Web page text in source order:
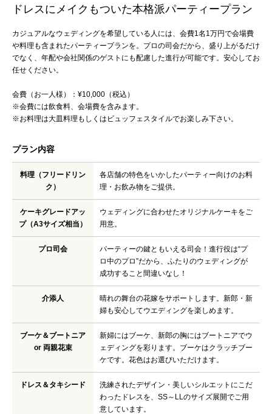
ドレスにメイクもついた本格派パーティープラン
カジュアルなウェディングを希望している人には、会費1名1万円で会場費
や料理も含まれたパーティープランを。プロの司会だから、盛り上がるだけ
でなく、年配や会社関係のゲストにも配慮した進行が可能です。安心してお
任せください。
会費（お一人様）：¥10,000（税込）
※会費には飲食料、会場費を含みます。
※お料理は大皿料理もしくはビュッフェスタイルでお楽しみ下さい。
プラン内容
料理（フリードリン
ク）
各店舗の特色をいかしたパーティー向けのお料
理・お飲み物をご提供。
ケーキグレードアッ
プ（A3サイズ相当）
ウェディングに合わせたオリジナルケーキをご
用意。
プロ司会
パーティーの鍵ともいえる司会！進行役は“プ
ロ中のプロ”だから、ふたりのウェディングが
成功すること間違いなし！
介添人
晴れの舞台の花嫁をサポートします。新郎・新
婦も安心してウエディングを楽しめます。
ブーケ＆ブートニア
or 両親花束
新婦にはブーケ、新郎の胸にはブートニアでウ
ェディングを彩ります。ブーケはクラッチブー
ケです。花色はお選びいただけます。
ドレス＆タキシード
洗練されたデザイン・美しいシルエットにこだ
わったドレスを、SS～LLのサイズ展開でご用
意しています。